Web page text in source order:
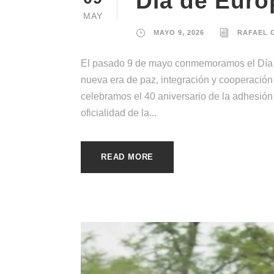
MAY
MAYO 9, 2026 RAFAEL
El pasado 9 de mayo conmemoramos el
nueva era de paz, integración y
celebramos el 40 aniversario de la
oficialidad de la...
READ MORE